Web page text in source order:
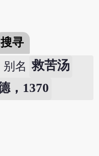
搜寻
别名 救苦汤
，1370